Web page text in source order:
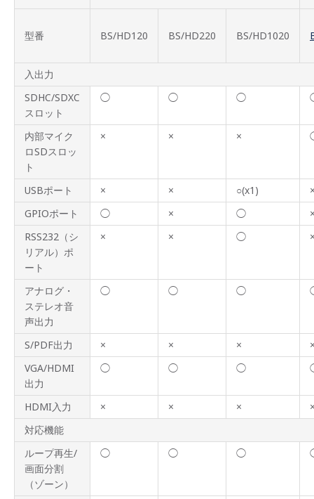
型番 BS/HD120 BS/HD220 BS/HD1020
入出力
SDHC/SDXC
スロット
◯ ◯ ◯
内部マイク
ロSDスロッ
ト
× × ×
USBポート × × ○(x1)
GPIOポート
◯ × ◯
RSS232（シ
リアル）ポ
ート
× × ◯
アナログ・
ステレオ音
声出力
◯ ◯ ◯
S/PDF出力 × × ×
VGA/HDMI
出力
◯ ◯ ◯
HDMI入力 × × ×
対応機能
ループ再生/
画面分割
（ゾーン）
◯ ◯ ◯
ズ ラ
ナッ
プ
カタ